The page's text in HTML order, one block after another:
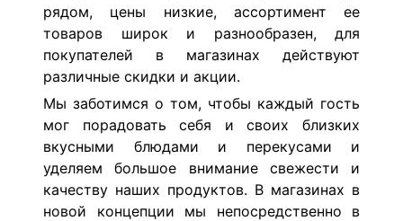
рядом, цены низкие, ассортимент ее
товаров широк и разнообразен, для
покупателей в магазинах действуют
различные скидки и акции.
Мы заботимся о том, чтобы каждый гость
мог порадовать себя и своих близких
вкусными блюдами и перекусами и
уделяем большое внимание свежести и
качеству наших продуктов. В магазинах в
новой концепции мы непосредственно в